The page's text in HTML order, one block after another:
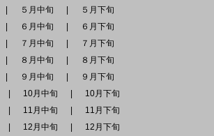
５月中旬
５月下旬
６月中旬
６月下旬
７月中旬
７月下旬
８月中旬
８月下旬
９月中旬
９月下旬
10月中旬
10月下旬
11月中旬
11月下旬
12月中旬 12月下旬